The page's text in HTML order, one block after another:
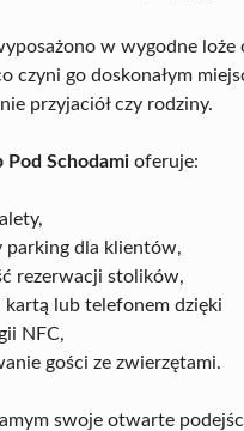
w wygodne loże
czyni go doskonałym
przyjaciół czy rodziny.
Pod Schodami oferuje:
parking dla klientów,
rezerwacji stolików,
kartą lub telefonem dzięki
NFC,
gości ze zwierzętami.
swoje otwarte